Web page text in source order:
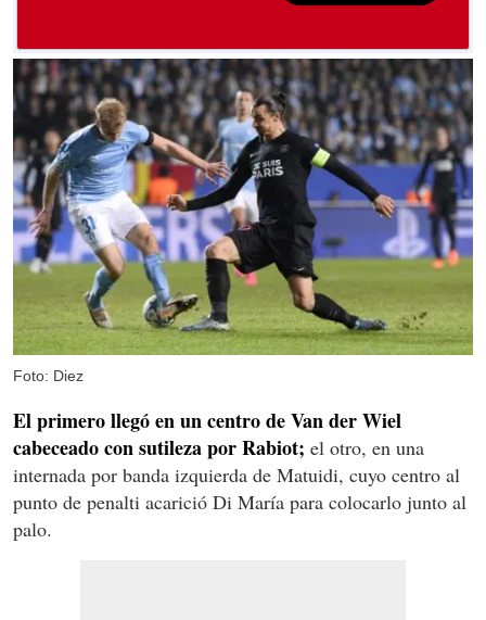
Foto: Diez
El primero llegó en un centro de Van der Wiel
cabeceado con sutileza por Rabiot; el otro, en una
internada por banda izquierda de Matuidi, cuyo centro al
punto de penalti acarició Di María para colocarlo junto al
palo.